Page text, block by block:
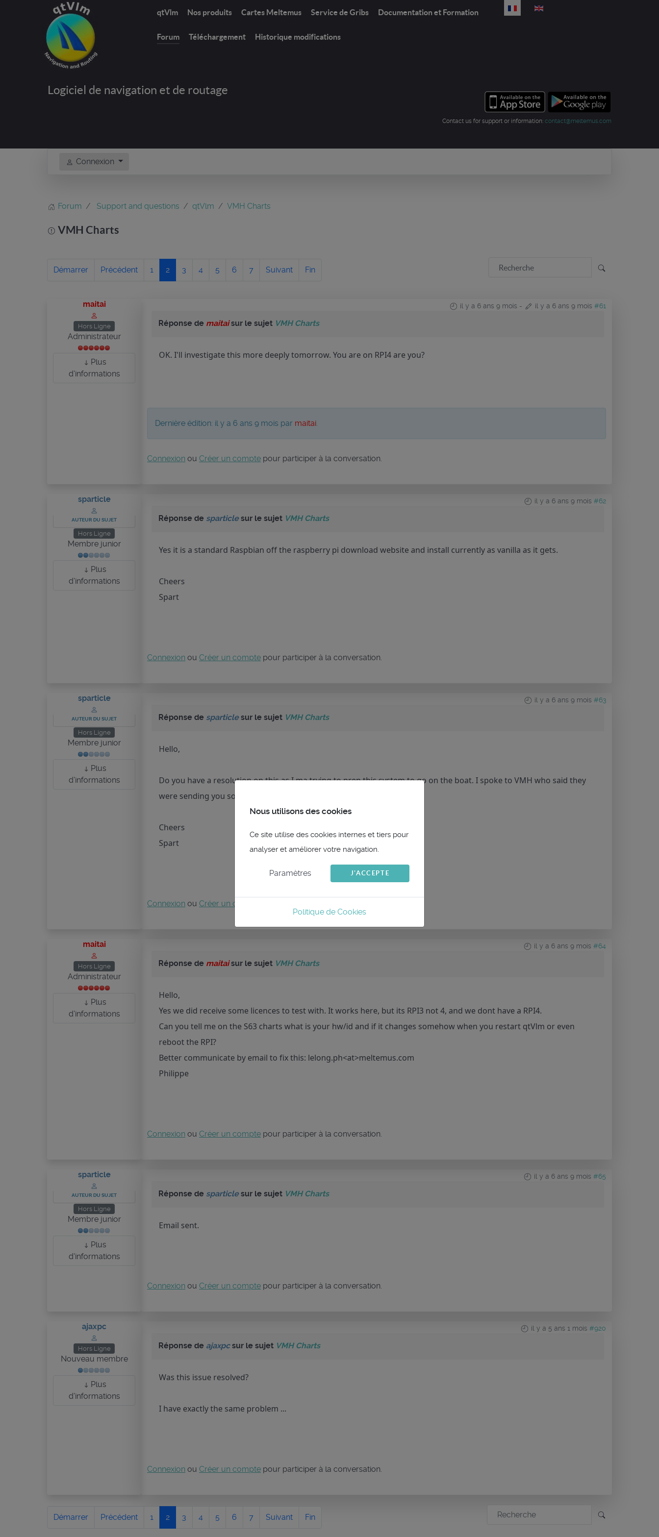
qtVlm Nos produits Cartes Meltemus Service de Gribs Documentation et Formation
Forum Téléchargement Historique modifications
Sélectionnez votre langue
Logiciel de navigation et de routage
Contact us for support or information: contact@meltemus.com
Connexion
Forum Support and questions qtVlm VMH Charts
VMH Charts
Démarrer Précédent 1 2 3 4 5 6 7 Suivant Fin
maitai
Hors Ligne
Administrateur
Plus
d'informations
il y a 6 ans 9 mois - il y a 6 ans 9 mois #61
Réponse de maitaisur le sujet VMH Charts
OK. I'll investigate this more deeply tomorrow. You are on RPI4 are you?
Dernière édition: il y a 6 ans 9 mois par maitai.
Connexion ou Créer un compte pour participer à la conversation.
sparticle
AUTEUR DU SUJET
Hors Ligne
Membre junior
Plus
d'informations
il y a 6 ans 9 mois #62
Réponse de sparticlesur le sujet VMH Charts
Yes it is a standard Raspbian off the raspberry pi download website and install currently as vanilla as it gets.
Cheers
Spart
Connexion ou Créer un compte pour participer à la conversation.
sparticle
AUTEUR DU SUJET
Hors Ligne
Membre junior
Plus
d'informations
il y a 6 ans 9 mois #63
Réponse de sparticlesur le sujet VMH Charts
Hello,
Do you have a resolution on this as I ma trying to prep this system to go on the boat. I spoke to VMH who said they
were sending you some licenses so hopefully that has happened.
Cheers
Spart
Connexion ou Créer un compte
maitai
Hors Ligne
Administrateur
Plus
d'informations
il y a 6 ans 9 mois #64
Réponse de maitaisur le sujet VMH Charts
Hello,
Yes we did receive some licences to test with. It works here, but its RPI3 not 4, and we dont have a RPI4.
Can you tell me on the S63 charts what is your hw/id and if it changes somehow when you restart qtVlm or even
reboot the RPI?
Better communicate by email to fix this: lelong.ph<at>meltemus.com
Philippe
Connexion ou Créer un compte pour participer à la conversation.
sparticle
AUTEUR DU SUJET
Hors Ligne
Membre junior
Plus
d'informations
il y a 6 ans 9 mois #65
Réponse de sparticlesur le sujet VMH Charts
Email sent.
Connexion ou Créer un compte pour participer à la conversation.
ajaxpc
Hors Ligne
Nouveau membre
Plus
d'informations
il y a 5 ans 1 mois #920
Réponse de ajaxpcsur le sujet VMH Charts
Was this issue resolved?
I have exactly the same problem ...
Connexion ou Créer un compte pour participer à la conversation.
Démarrer Précédent 1 2 3 4 5 6 7 Suivant Fin
Nous utilisons des cookies
Ce site utilise des cookies internes et tiers pour
analyser et améliorer votre navigation.
Paramètres J'ACCEPTE
Politique de Cookies